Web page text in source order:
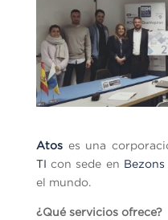
Atoses una
TI con sede en Bezons
el mundo.
¿Qué servicios ofrece?